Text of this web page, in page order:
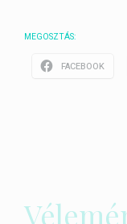
MEGOSZTÁS:
FACEBOOK